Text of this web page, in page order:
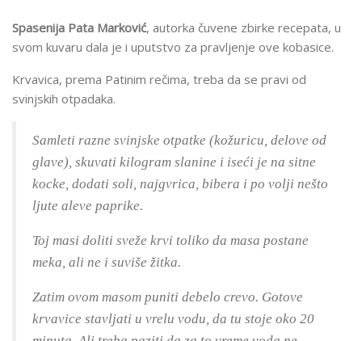
Spasenija Pata Marković, autorka čuvene zbirke recepata, u
svom kuvaru dala je i uputstvo za pravljenje ove kobasice.
Krvavica, prema Patinim rečima, treba da se pravi od
svinjskih otpadaka.
Samleti razne svinjske otpatke (kožuricu, delove od
glave), skuvati kilogram slanine i iseći je na sitne
kocke, dodati soli, najgvrica, bibera i po volji nešto
ljute aleve paprike.
Toj masi doliti sveže krvi toliko da masa postane
meka, ali ne i suviše žitka.
Zatim ovom masom puniti debelo crevo. Gotove
krvavice stavljati u vrelu vodu, da tu stoje oko 20